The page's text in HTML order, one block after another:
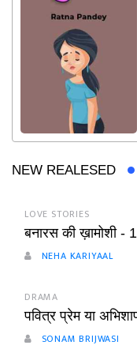
NEW REALESED
LOVE STORIES
बनारस की ख़ामोशी - 1
NEHA KARIYAAL
DRAMA
पवित्र प्रेम या
SONAM BRIJWASI